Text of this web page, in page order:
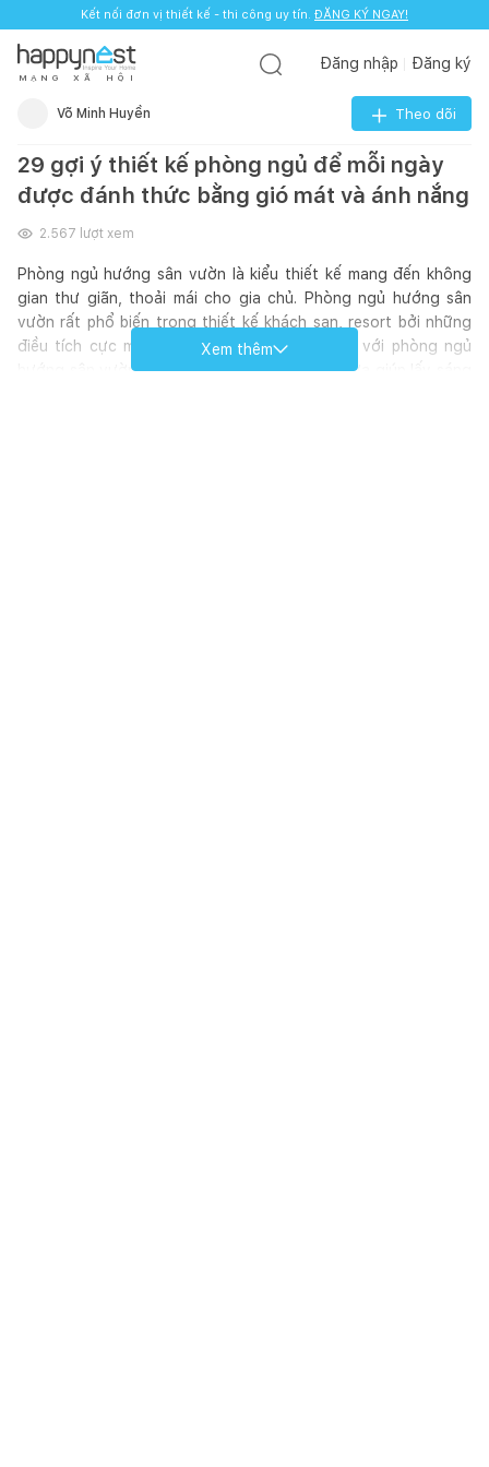
Kết nối đơn vị thiết kế - thi công uy tín. ĐĂNG KÝ NGAY!
M Ạ N G X Ã H Ộ I
Đăng nhập Đăng ký
Võ Minh Huyền Theo dõi
29 gợi ý thiết kế phòng ngủ để mỗi ngày
được đánh thức bằng gió mát và ánh nắng
2.567 lượt xem
Phòng ngủ hướng sân vườn là kiểu thiết kế mang đến không
gian thư giãn, thoải mái cho gia chủ. Phòng ngủ hướng sân
vườn rất phổ biến trong thiết kế khách sạn, resort bởi những
điều tích cực mà nó mang lại. Thông thường với phòng ngủ
hướng sân vườn sẽ được bố trí cửa kính lớn vừa giúp lấy sáng
Xem thêm